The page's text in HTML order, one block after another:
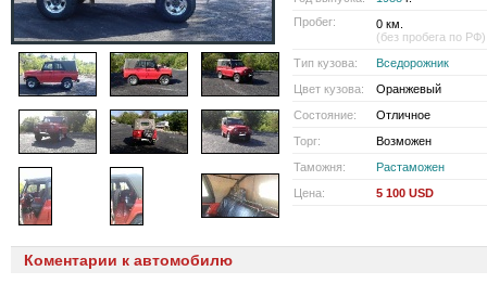
Пробег:
0 км.
(без пробега по РФ)
Тип кузова:
Вседорожник
Цвет кузова:
Оранжевый
Состояние:
Отличное
Торг:
Возможен
Таможня:
Растаможен
Цена:
5 100 USD
Коментарии к автомобилю